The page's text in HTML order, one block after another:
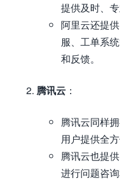
提供及时、
阿里云还提
服、工单系
和反馈。
腾讯云 ：
腾讯云同样
用户提供全
腾讯云也提
进行问题咨询